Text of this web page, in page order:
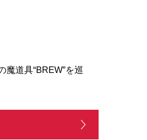
道具“BREW”を巡